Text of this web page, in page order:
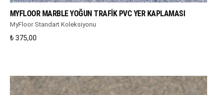
WHATSAPP DESTEK
MYFLOOR MARBLE YOĞUN TRAFIK PVC YER KAPLAMASI
MyFloor Standart Koleksiyonu
₺ 375,00